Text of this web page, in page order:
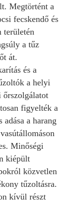
Megtörtént a
fecskendő és
területén
a tűz
át.
és a
a helyi
őrszolgálatot
figyelték a
a harang
Minőségi
kiépült
közvetlen
tűzoltásra.
kívül részt